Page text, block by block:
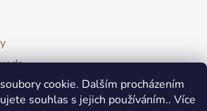
cookie. Dalším procházením
souhlas s jejich používáním.. Více
a triky